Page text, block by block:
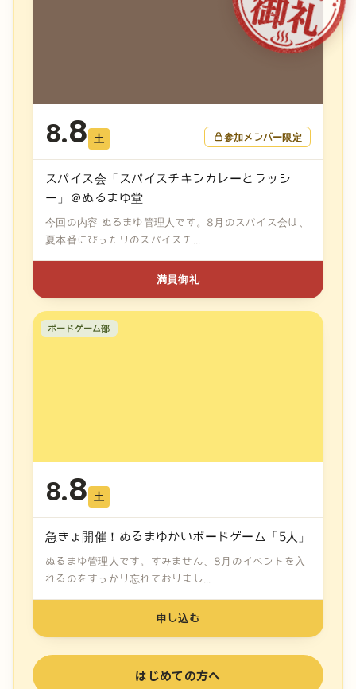
8.8 土 参加メンバー限定
スパイス会「スパイスチキンカレーとラッシ
ー」＠ぬるまゆ堂
今回の内容 ぬるまゆ管理人です。8月のスパイス会は、
夏本番にぴったりのスパイスチ...
満員御礼
ボードゲーム部
8.8 土
急きょ開催！ぬるまゆかいボードゲーム「5人」
ぬるまゆ管理人です。すみません、8月のイベントを入
れるのをすっかり忘れておりまし...
申し込む
はじめての方へ